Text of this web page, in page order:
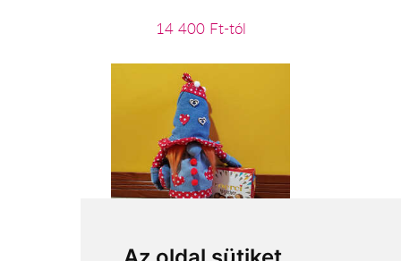
14 400 Ft-tól
Cukorfalat